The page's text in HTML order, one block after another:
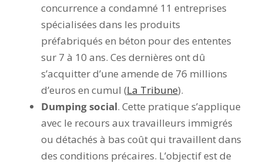
concurrence a condamné 11 entreprises
spécialisées dans les produits
préfabriqués en béton pour des ententes
sur 7 à 10 ans. Ces dernières ont dû
s’acquitter d’une amende de 76 millions
d’euros en cumul (La Tribune).
Dumping social. Cette pratique s’applique
avec le recours aux travailleurs immigrés
ou détachés à bas coût qui travaillent dans
des conditions précaires. L’objectif est de